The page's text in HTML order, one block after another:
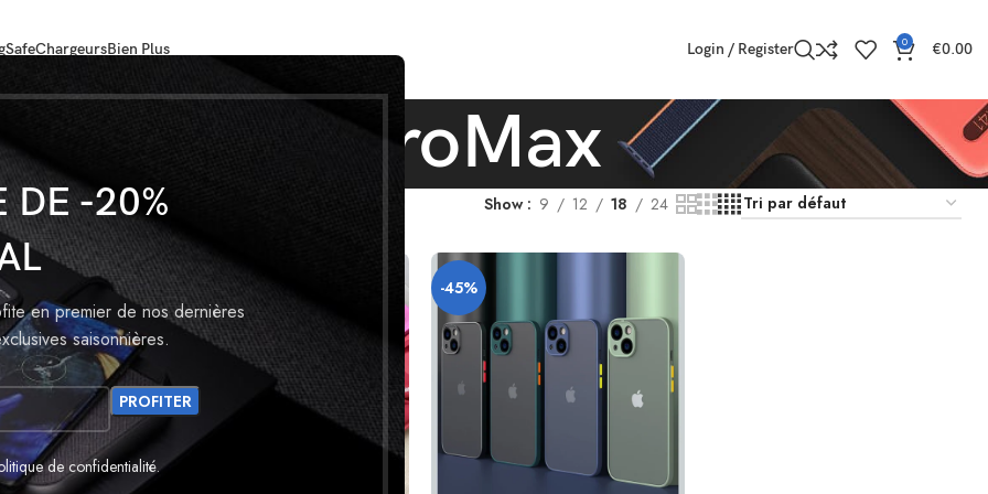
DE -20%
en premier de nos dernières
saisonnières.
de confidentialité.
ChargeursBien Plus Login / Register 0 €0.00
12 ProMax
For iPhone 12 ProMax Show 9 12 18 24
-33% -45%